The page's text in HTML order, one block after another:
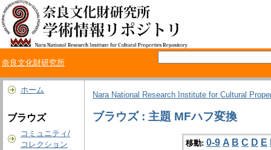
奈良文化財研究所
ホーム
ブラウズ
コミュニティ/
コレクション
Nara National Research Institute for Cultural
ブラウズ : 主題 MFハフ変換
移動: 0-9 A B C D E